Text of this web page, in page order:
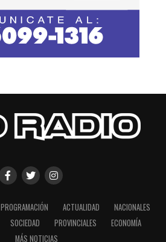
PROGRAMACIÓN ACTUALIDAD
NACIONALES
SOCIEDAD PROVINCIALES
ECONOMÍA
MÁS NOTICIAS